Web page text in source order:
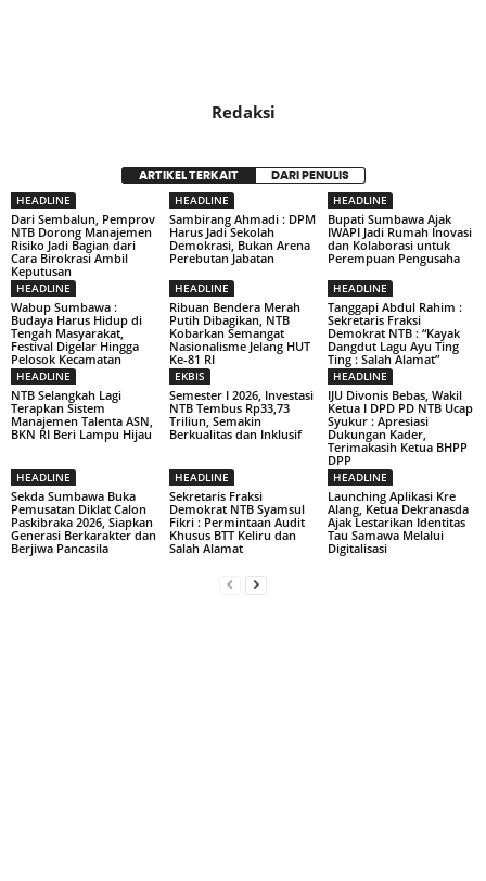
Redaksi
ARTIKEL TERKAIT DARI PENULIS
HEADLINE
Dari Sembalun, Pemprov
NTB Dorong Manajemen
Risiko Jadi Bagian dari
Cara Birokrasi Ambil
Keputusan
HEADLINE
Sambirang Ahmadi : DPM
Harus Jadi Sekolah
Demokrasi, Bukan Arena
Perebutan Jabatan
HEADLINE
Bupati Sumbawa Ajak
IWAPI Jadi Rumah Inovasi
dan Kolaborasi untuk
Perempuan Pengusaha
HEADLINE
Wabup Sumbawa :
Budaya Harus Hidup di
Tengah Masyarakat,
Festival Digelar Hingga
Pelosok Kecamatan
HEADLINE
Ribuan Bendera Merah
Putih Dibagikan, NTB
Kobarkan Semangat
Nasionalisme Jelang HUT
Ke-81 RI
HEADLINE
Tanggapi Abdul Rahim :
Sekretaris Fraksi
Demokrat NTB : “Kayak
Dangdut Lagu Ayu Ting
Ting : Salah Alamat”
HEADLINE
NTB Selangkah Lagi
Terapkan Sistem
Manajemen Talenta ASN,
BKN RI Beri Lampu Hijau
EKBIS
Semester I 2026, Investasi
NTB Tembus Rp33,73
Triliun, Semakin
Berkualitas dan Inklusif
HEADLINE
IJU Divonis Bebas, Wakil
Ketua I DPD PD NTB Ucap
Syukur : Apresiasi
Dukungan Kader,
Terimakasih Ketua BHPP
DPP
HEADLINE
Sekda Sumbawa Buka
Pemusatan Diklat Calon
Paskibraka 2026, Siapkan
Generasi Berkarakter dan
Berjiwa Pancasila
HEADLINE
Sekretaris Fraksi
Demokrat NTB Syamsul
Fikri : Permintaan Audit
Khusus BTT Keliru dan
Salah Alamat
HEADLINE
Launching Aplikasi Kre
Alang, Ketua Dekranasda
Ajak Lestarikan Identitas
Tau Samawa Melalui
Digitalisasi